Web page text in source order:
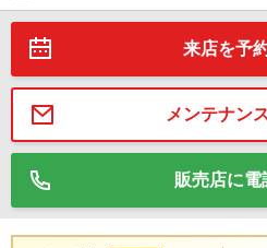
来店を予
メンテナン
販売店に電